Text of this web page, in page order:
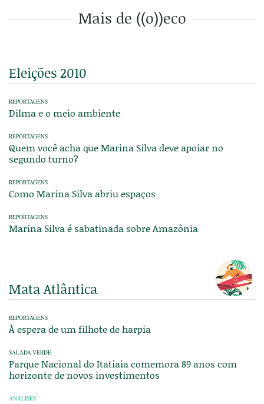
Mais de ((o))eco
Eleições 2010
REPORTAGENS
Dilma e o meio ambiente
REPORTAGENS
Quem você acha que Marina Silva deve apoiar no
segundo turno?
REPORTAGENS
Como Marina Silva abriu espaços
REPORTAGENS
Marina Silva é sabatinada sobre Amazônia
Mata Atlântica
REPORTAGENS
À espera de um filhote de harpia
SALADA VERDE
Parque Nacional do Itatiaia comemora 89 anos com
horizonte de novos investimentos
ANÁLISES